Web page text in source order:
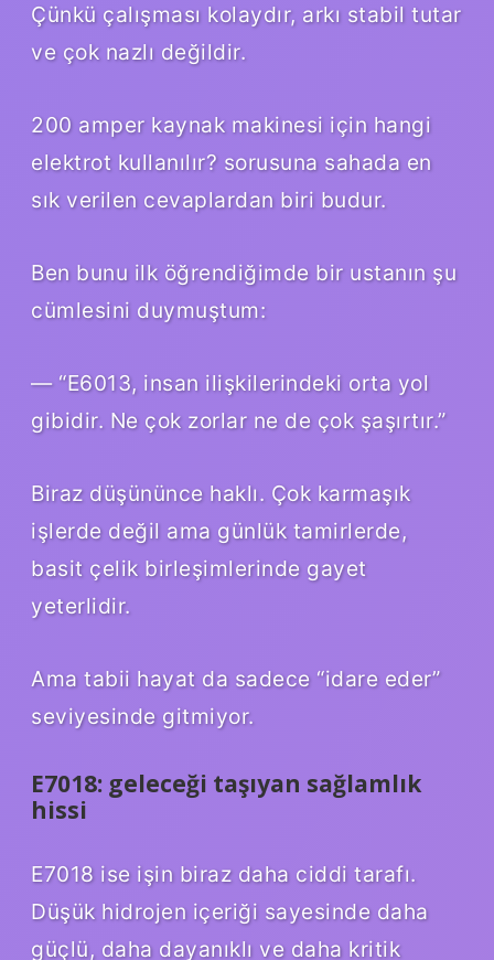
Çünkü çalışması kolaydır, arkı stabil tutar
ve çok nazlı değildir.
200 amper kaynak makinesi için hangi
elektrot kullanılır? sorusuna sahada en
sık verilen cevaplardan biri budur.
Ben bunu ilk öğrendiğimde bir ustanın şu
cümlesini duymuştum:
— “E6013, insan ilişkilerindeki orta yol
gibidir. Ne çok zorlar ne de çok şaşırtır.”
Biraz düşününce haklı. Çok karmaşık
işlerde değil ama günlük tamirlerde,
basit çelik birleşimlerinde gayet
yeterlidir.
Ama tabii hayat da sadece “idare eder”
seviyesinde gitmiyor.
E7018: geleceği taşıyan sağlamlık
hissi
E7018 ise işin biraz daha ciddi tarafı.
Düşük hidrojen içeriği sayesinde daha
güçlü, daha dayanıklı ve daha kritik